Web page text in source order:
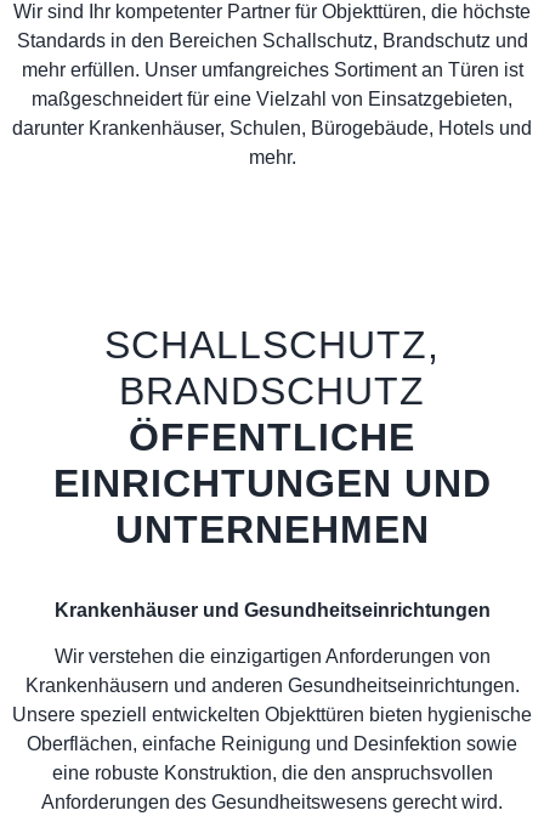
Wir sind Ihr kompetenter Partner für Objekttüren, die höchste
Standards in den Bereichen Schallschutz, Brandschutz und
mehr erfüllen. Unser umfangreiches Sortiment an Türen ist
maßgeschneidert für eine Vielzahl von Einsatzgebieten,
darunter Krankenhäuser, Schulen, Bürogebäude, Hotels und
mehr.
SCHALLSCHUTZ,
BRANDSCHUTZ
ÖFFENTLICHE
EINRICHTUNGEN UND
UNTERNEHMEN
Krankenhäuser und Gesundheitseinrichtungen
Wir verstehen die einzigartigen Anforderungen von
Krankenhäusern und anderen Gesundheitseinrichtungen.
Unsere speziell entwickelten Objekttüren bieten hygienische
Oberflächen, einfache Reinigung und Desinfektion sowie
eine robuste Konstruktion, die den anspruchsvollen
Anforderungen des Gesundheitswesens gerecht wird.